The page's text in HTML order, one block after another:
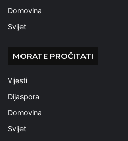
Domovina
Svijet
MORATE PROČITATI
Vijesti
Dijaspora
Domovina
Svijet